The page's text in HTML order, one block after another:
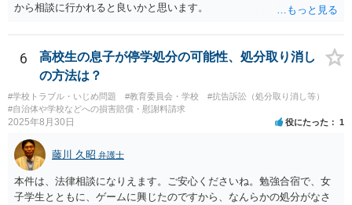
から相談に行かれると良いかと思います。
6
高校生の息子が停学処分の可能性、処分取り消し
の方法は？
#学校トラブル・いじめ問題 #教育委員会・学校
#抗告訴訟（処分取り消し等）
#自治体や学校などへの損害賠償・慰謝料請求
2025年8月30日 役にたった 1
藤川 久昭 弁護士
本件は、法律相談になりえます。ご安心くださいね。勉強合宿で、女
子学生とともに、ゲームに興じたのですから、なんらかの処分がなさ